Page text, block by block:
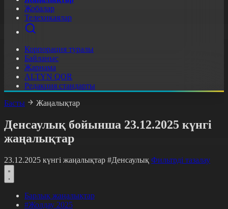
Жобалар
Телехикаялар
Корпорация туралы
Байланыс
Жарнама
ALTYN QOR
Редакция стандарты
Басты
Жаңалықтар
Денсаулық бойынша 23.12.2025 күнгі
жаңалықтар
23.12.2025 күнгі жаңалықтар #Денсаулық Фильтрді тазалау
Барлық жаңалықтар
#Жолдау 2025